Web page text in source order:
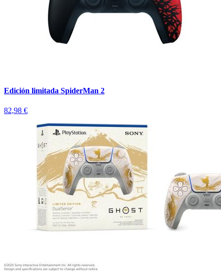
Edición limitada SpiderMan 2
82,98 €